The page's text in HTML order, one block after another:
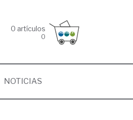
0 artículos
0
NOTICIAS